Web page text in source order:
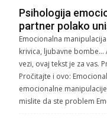
Psihologija
partner polako
Emocionalna
krivica, ljubavne bombe…
vezi, ovaj tekst je za vas.
Pročitajte i ovo:
emocionalne
mislite da ste problem